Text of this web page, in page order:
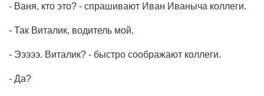
- Ваня, кто это? - спрашивают Иван Иваныча коллеги.
- Так Виталик, водитель мой.
- Эээээ. Виталик? - быстро соображают коллеги.
- Да?